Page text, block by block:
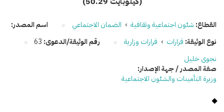
القطاع: شئون اجتماعية وثقافية › الضمان الاجتماعي
نوع الوثيقة: قرارات › قرارات وزارية رقم الوثيقة/الدعوى: 63
اسم المصدر:
نجوى خليل
صفة المصدر / جهة الإصدار:
وزيرة التأمينات والشئون الاجتماعية